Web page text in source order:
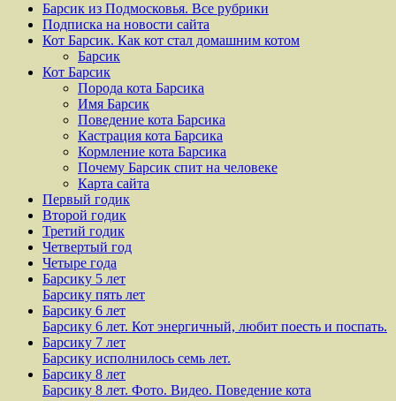
Барсик из Подмосковья. Все рубрики
Подписка на новости сайта
Кот Барсик. Как кот стал домашним котом
Барсик
Кот Барсик
Порода кота Барсика
Имя Барсик
Поведение кота Барсика
Кастрация кота Барсика
Кормление кота Барсика
Почему Барсик спит на человеке
Карта сайта
Первый годик
Второй годик
Третий годик
Четвертый год
Четыре года
Барсику 5 лет
Барсику пять лет
Барсику 6 лет
Барсику 6 лет. Кот энергичный, любит поесть и поспать.
Барсику 7 лет
Барсику исполнилось семь лет.
Барсику 8 лет
Барсику 8 лет. Фото. Видео. Поведение кота